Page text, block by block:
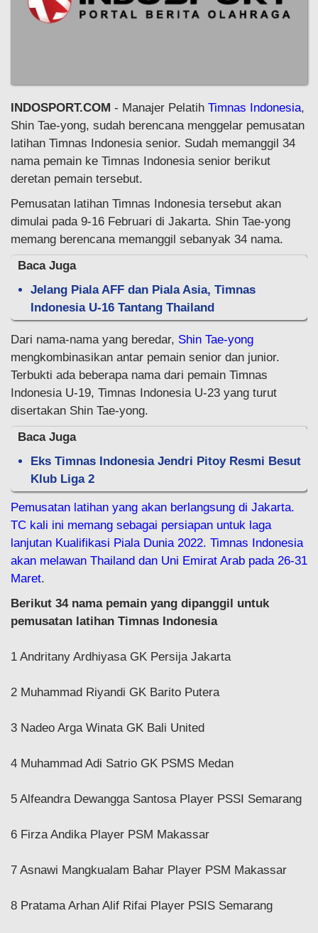
INDOSPORT.COM - Manajer Pelatih Timnas Indonesia,
Shin Tae-yong, sudah berencana menggelar pemusatan
latihan Timnas Indonesia senior. Sudah memanggil 34
nama pemain ke Timnas Indonesia senior berikut
deretan pemain tersebut.
Pemusatan latihan Timnas Indonesia tersebut akan
dimulai pada 9-16 Februari di Jakarta. Shin Tae-yong
memang berencana memanggil sebanyak 34 nama.
Baca Juga
Jelang Piala AFF dan Piala Asia, Timnas
Indonesia U-16 Tantang Thailand
Dari nama-nama yang beredar, Shin Tae-yong
mengkombinasikan antar pemain senior dan junior.
Terbukti ada beberapa nama dari pemain Timnas
Indonesia U-19, Timnas Indonesia U-23 yang turut
disertakan Shin Tae-yong.
Baca Juga
Eks Timnas Indonesia Jendri Pitoy Resmi Besut
Klub Liga 2
Pemusatan latihan yang akan berlangsung di Jakarta.
TC kali ini memang sebagai persiapan untuk laga
lanjutan Kualifikasi Piala Dunia 2022. Timnas Indonesia
akan melawan Thailand dan Uni Emirat Arab pada 26-31
Maret.
Berikut 34 nama pemain yang dipanggil untuk
pemusatan latihan Timnas Indonesia
1 Andritany Ardhiyasa GK Persija Jakarta
2 Muhammad Riyandi GK Barito Putera
3 Nadeo Arga Winata GK Bali United
4 Muhammad Adi Satrio GK PSMS Medan
5 Alfeandra Dewangga Santosa Player PSSI Semarang
6 Firza Andika Player PSM Makassar
7 Asnawi Mangkualam Bahar Player PSM Makassar
8 Pratama Arhan Alif Rifai Player PSIS Semarang